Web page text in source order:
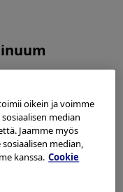
Grants
ennen
on tarkoitettu vain
ole oikeutettu
mitään tämän
oikein ja voimme
median
Jaamme myös
median,
kanssa. Cookie